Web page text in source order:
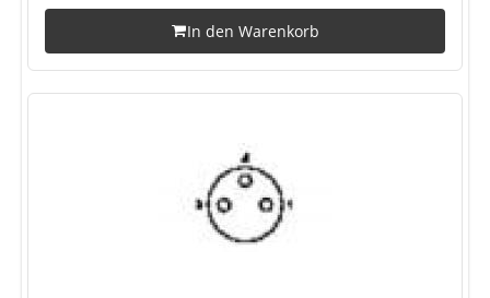
In den Warenkorb